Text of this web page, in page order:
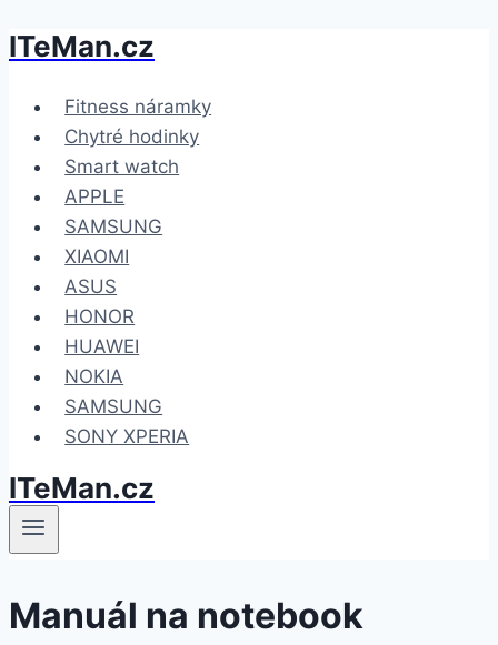
Přeskočit
obsah
ITeMan.cz
Fitness náramky
Chytré hodinky
Smart watch
APPLE
SAMSUNG
XIAOMI
ASUS
HONOR
HUAWEI
NOKIA
SAMSUNG
SONY XPERIA
ITeMan.cz
Manuál na notebook